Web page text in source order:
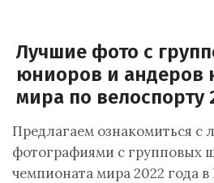
Лучшие фото с
юниоров и андеров
мира по велоспорту
Предлагаем ознакомиться с
фотографиями с групповых
чемпионата мира 2022 года